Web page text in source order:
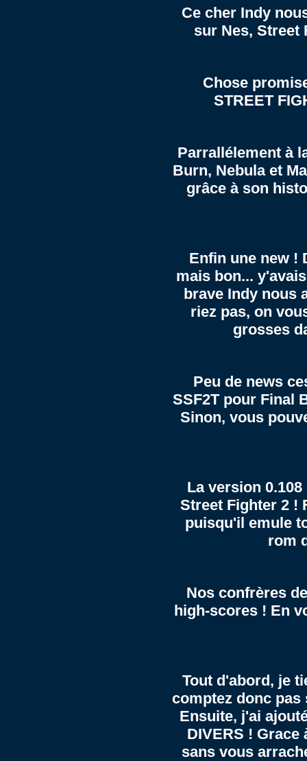
Ce cher Indy
sur Nes, Street
Chose
STREET
Parrallélement à
Burn, Nebula et
grâce à son
Enfin une new !
mais bon...
brave Indy nous
riez pas, on
grosses
Peu de news
SSF2T pour Final
Sinon, vous
La version
Street Fighter 2 !
puisqu'il emule
rom
Nos confrères
high-scores ! En
Tout d'abord, je
comptez donc pas
Ensuite, j'ai
DIVERS ! Grace
sans vous